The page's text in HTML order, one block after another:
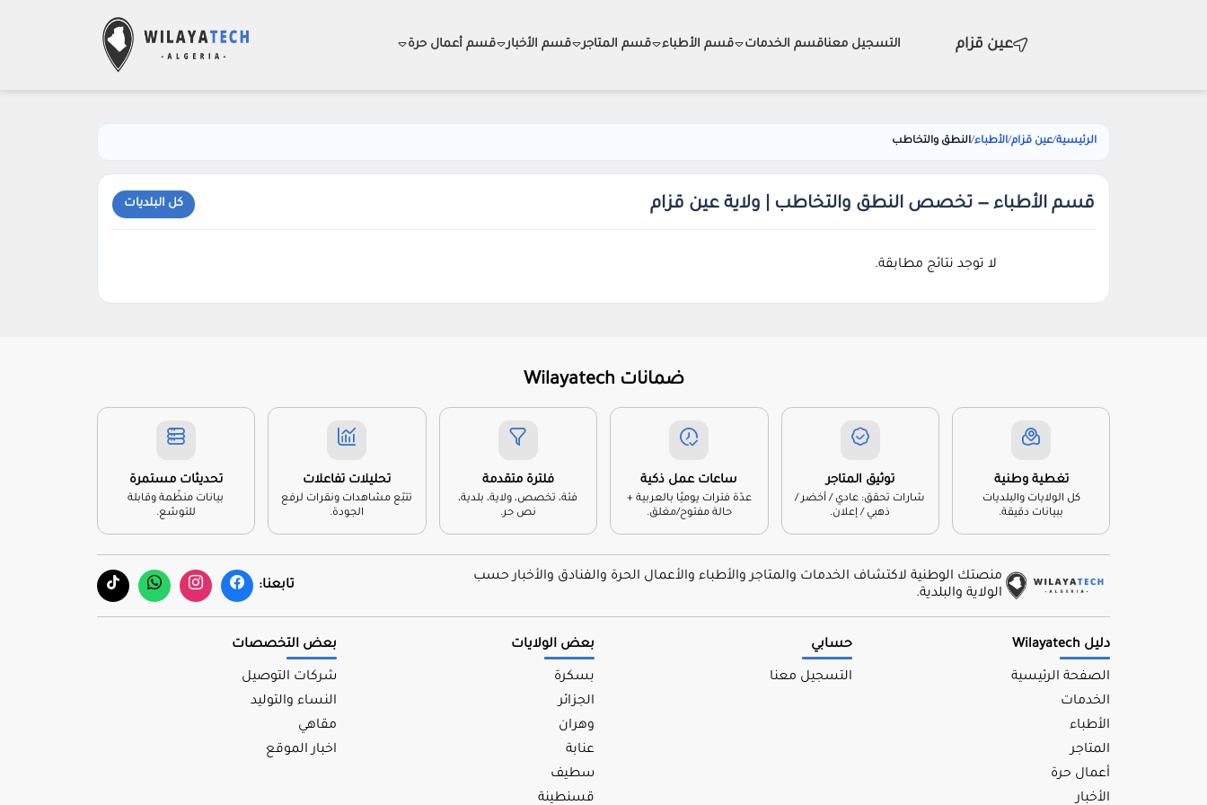
التسجيل معناقسم الخدمات قسم الأطباء قسم المتاجر قسم الأخبار قسم أعمال حرة عين قزام
الرئيسية/عين قزام/الأطباء/النطق والتخاطب
قسم الأطباء — تخصص النطق والتخاطب | ولاية عين قزام
لا توجد نتائج مطابقة.
ضمانات Wilayatech
تغطية وطنية
كل الولايات والبلديات
ببيانات دقيقة.
توثيق المتاجر
شارات تحقق: عادي / أخضر /
ذهبي / إعلان.
ساعات عمل ذكية
عدّة فترات يوميًا بالعربية +
حالة مفتوح/مغلق.
فلترة متقدمة
فئة، تخصص، ولاية، بلدية،
نص حر.
تحليلات تفاعلات
تتبّع مشاهدات ونقرات لرفع
الجودة.
تحديثات مستمرة
بيانات منظّمة وقابلة
للتوسّع.
منصتك الوطنية لاكتشاف الخدمات والمتاجر والأطباء والأعمال الحرة والفنادق والأخبار حسب
الولاية والبلدية.
تابعنا:
دليل Wilayatech
الصفحة الرئيسية
الخدمات
الأطباء
المتاجر
أعمال حرة
الأخبار
حسابي
التسجيل معنا
بعض الولايات
بسكرة
الجزائر
وهران
عنابة
سطيف
قسنطينة
بعض التخصصات
شركات التوصيل
النساء والتوليد
مقاهي
اخبار الموقع